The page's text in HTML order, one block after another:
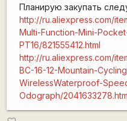
Планирую закупать
http://ru.aliexpress.com/
Multi-Function-Mini-
PT16/821555412.html
http://ru.aliexpress.com/
BC-16-12-Mountain-
WirelessWaterproof-
Odograph/